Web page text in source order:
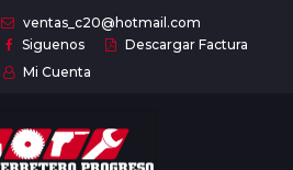
ventas_c20@hotmail.com
Siguenos
Descargar Factura
Mi Cuenta